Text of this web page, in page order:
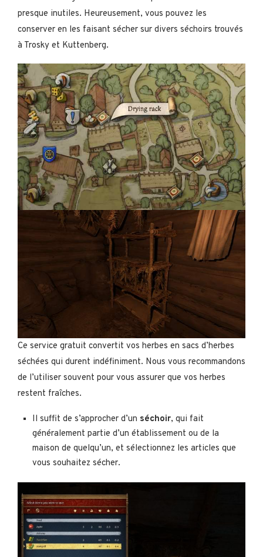
presque inutiles. Heureusement, vous pouvez les
conserver en les faisant sécher sur divers séchoirs trouvés
à Trosky et Kuttenberg.
Ce service gratuit convertit vos herbes en sacs d’herbes
séchées qui durent indéfiniment. Nous vous recommandons
de l’utiliser souvent pour vous assurer que vos herbes
restent fraîches.
Il suffit de s’approcher d’un séchoir, qui fait
généralement partie d’un établissement ou de la
maison de quelqu’un, et sélectionnez les articles que
vous souhaitez sécher.